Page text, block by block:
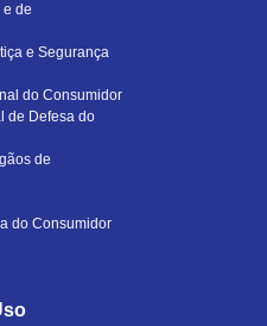
e de
e Segurança
do Consumidor
de Defesa do
de
do Consumidor